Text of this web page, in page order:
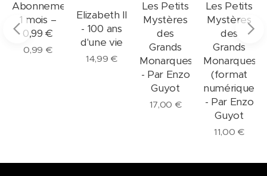
Abonnement
1 mois –
0,99 €
0,99 €
Elizabeth II
- 100 ans
d'une vie
14,99 €
Les Petits
Mystères
des
Grands
Monarques
- Par Enzo
Guyot
17,00 €
Les Petits
Mystères
des
Grands
Monarques
(format
numérique)
- Par Enzo
Guyot
11,00 €